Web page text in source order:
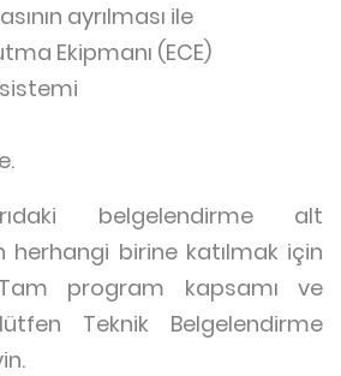
ayrılması ile
Ekipmanı (ECE)
belgelendirme alt
herhangi birine katılmak için
program kapsamı ve
Teknik Belgelendirme